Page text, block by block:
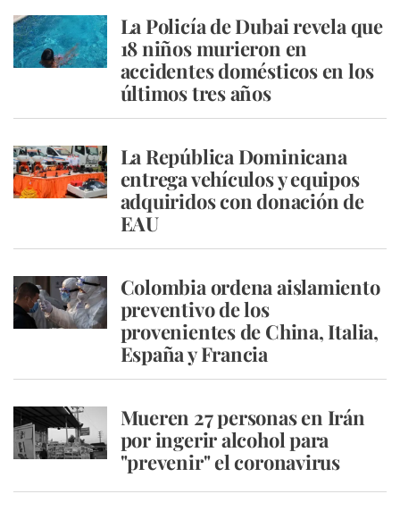
La Policía de Dubai revela que
18 niños murieron en
accidentes domésticos en los
últimos tres años
La República Dominicana
entrega vehículos y equipos
adquiridos con donación de
EAU
Colombia ordena aislamiento
preventivo de los
provenientes de China, Italia,
España y Francia
Mueren 27 personas en Irán
por ingerir alcohol para
"prevenir" el coronavirus